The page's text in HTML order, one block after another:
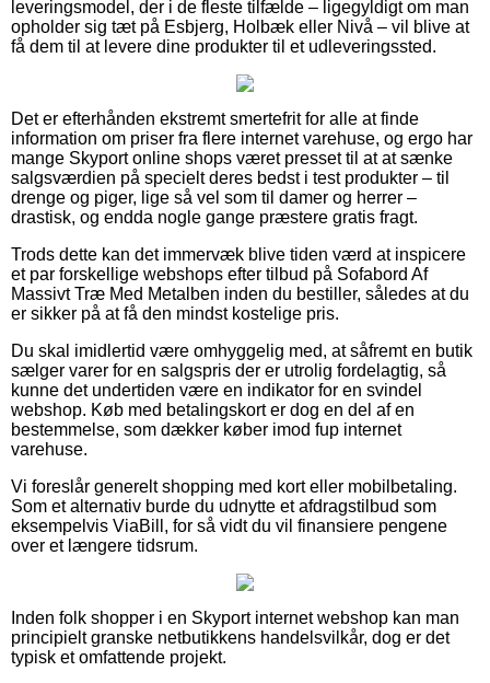
leveringsmodel, der i de fleste tilfælde – ligegyldigt om man
opholder sig tæt på Esbjerg, Holbæk eller Nivå – vil blive at
få dem til at levere dine produkter til et udleveringssted.
Det er efterhånden ekstremt smertefrit for alle at finde
information om priser fra flere internet varehuse, og ergo har
mange Skyport online shops været presset til at at sænke
salgsværdien på specielt deres bedst i test produkter – til
drenge og piger, lige så vel som til damer og herrer –
drastisk, og endda nogle gange præstere gratis fragt.
Trods dette kan det immervæk blive tiden værd at inspicere
et par forskellige webshops efter tilbud på Sofabord Af
Massivt Træ Med Metalben inden du bestiller, således at du
er sikker på at få den mindst kostelige pris.
Du skal imidlertid være omhyggelig med, at såfremt en butik
sælger varer for en salgspris der er utrolig fordelagtig, så
kunne det undertiden være en indikator for en svindel
webshop. Køb med betalingskort er dog en del af en
bestemmelse, som dækker køber imod fup internet
varehuse.
Vi foreslår generelt shopping med kort eller mobilbetaling.
Som et alternativ burde du udnytte et afdragstilbud som
eksempelvis ViaBill, for så vidt du vil finansiere pengene
over et længere tidsrum.
Inden folk shopper i en Skyport internet webshop kan man
principielt granske netbutikkens handelsvilkår, dog er det
typisk et omfattende projekt.